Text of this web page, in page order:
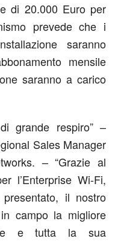
di 20.000 Euro per
prevede che i
saranno
mensile
saranno a carico
grande respiro” –
Sales Manager
– “Grazie al
l’Enterprise Wi-Fi,
il nostro
campo la migliore
e tutta la sua